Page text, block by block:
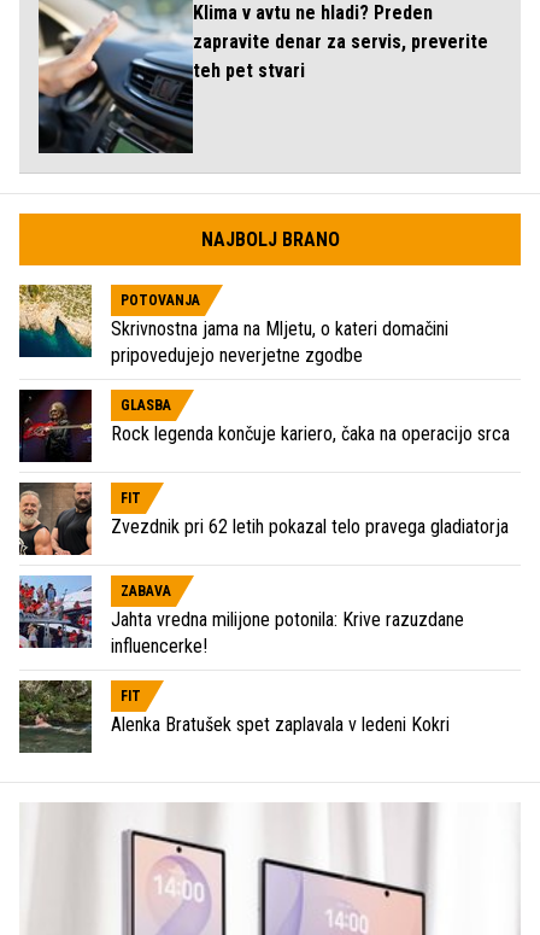
Klima v avtu ne hladi? Preden
zapravite denar za servis, preverite
teh pet stvari
NAJBOLJ BRANO
POTOVANJA
Skrivnostna jama na Mljetu, o kateri domačini
pripovedujejo neverjetne zgodbe
GLASBA
Rock legenda končuje kariero, čaka na operacijo srca
FIT
Zvezdnik pri 62 letih pokazal telo pravega gladiatorja
ZABAVA
Jahta vredna milijone potonila: Krive razuzdane
influencerke!
FIT
Alenka Bratušek spet zaplavala v ledeni Kokri